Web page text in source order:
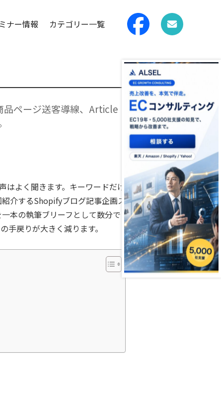
ナー情報 カテゴリー一覧
品ページ送客導線、Article
はよく聞きます。キーワードだけ
介するShopifyブログ記事企画ス
本の執筆ブリーフとして数分で
戻りが大きく減ります。